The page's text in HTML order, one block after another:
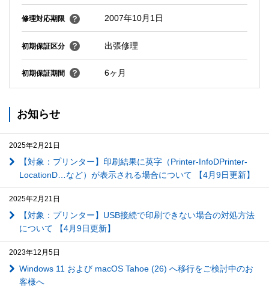
修理対応期限 2007年10月1日
初期保証区分 出張修理
初期保証期間 6ヶ月
お知らせ
2025年2月21日
【対象：プリンター】印刷結果に英字（Printer-InfoDPrinter-
LocationD…など）が表示される場合について 【4月9日更新】
2025年2月21日
【対象：プリンター】USB接続で印刷できない場合の対処方法
について 【4月9日更新】
2023年12月5日
Windows 11 および macOS Tahoe (26) へ移行をご検討中のお
客様へ